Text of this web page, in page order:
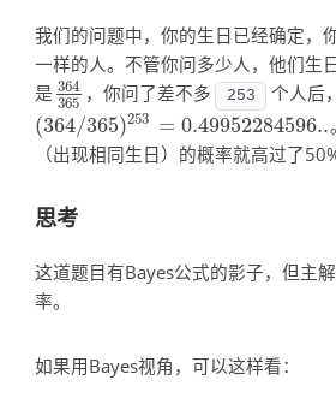
我们的问题中，你的生日已经确定，
一样的人。不管你问多少人，他们生
是 364
365
364 365
，你问了差不多 253 个人后，
(364/365)253 = 0.49952284596..
(364/365)253 =0.49952284596..
（出现相同生日）的概率就高过了50%
思考
这道题目有Bayes公式的影子，但主
率。
如果用Bayes视角，可以这样看：